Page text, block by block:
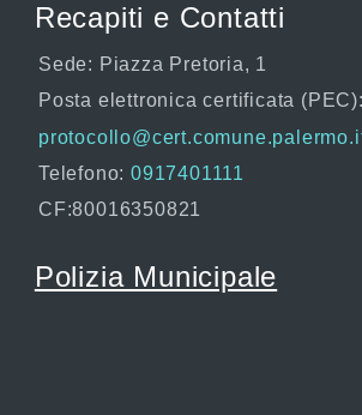
Recapiti e Contatti
Sede: Piazza Pretoria, 1
Posta elettronica certificata (PEC):
Telefono: 0917401111
CF:80016350821
Polizia Municipale